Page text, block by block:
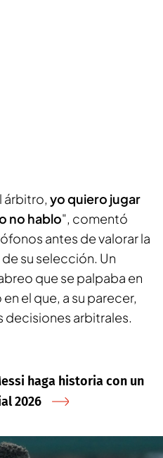
árbitro, yo quiero jugar
no hablo", comentó
antes de valorar la
su selección. Un
que se palpaba en
el que, a su parecer,
decisiones arbitrales.
haga historia con un
2026